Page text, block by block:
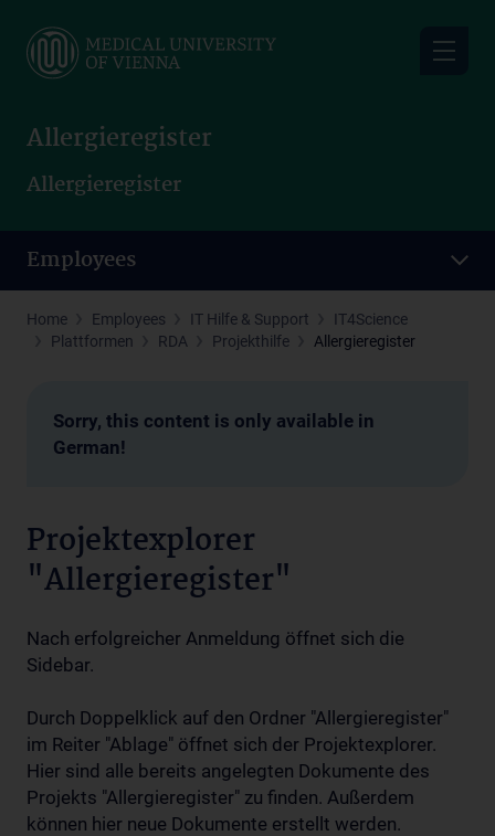
main
Allergieregister
Allergieregister
Employees
Home Employees IT Hilfe & Support
IT4Science
Plattformen
RDA Projekthilfe Allergieregister
Sorry, this content is only available in
German!
Projektexplorer
"Allergieregister"
Nach erfolgreicher Anmeldung öffnet sich die
Sidebar.
Durch Doppelklick auf den Ordner "Allergieregister"
im Reiter "Ablage" öffnet sich der Projektexplorer.
Hier sind alle bereits angelegten Dokumente des
Projekts "Allergieregister" zu finden. Außerdem
können hier neue Dokumente erstellt werden.